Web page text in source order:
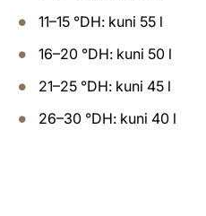
11–15 °DH: kuni 55 l
16–20 °DH: kuni 50 l
21–25 °DH: kuni 45 l
26–30 °DH: kuni 40 l